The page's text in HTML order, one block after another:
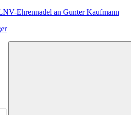
Ehrennadel an Gunter Kaufmann